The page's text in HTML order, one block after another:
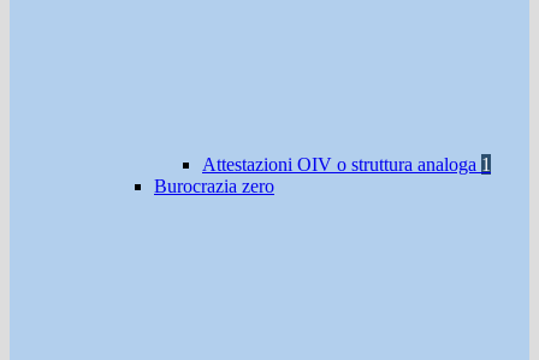
Attestazioni OIV o struttura analoga 1
Burocrazia zero